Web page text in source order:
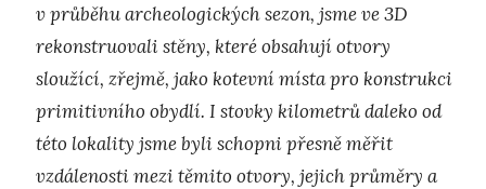
v průběhu archeologických sezon, jsme ve 3D
rekonstruovali stěny, které obsahují otvory
sloužící, zřejmě, jako kotevní místa pro konstrukci
primitivního obydlí. I stovky kilometrů daleko od
této lokality jsme byli schopni přesně měřit
vzdálenosti mezi těmito otvory, jejich průměry a